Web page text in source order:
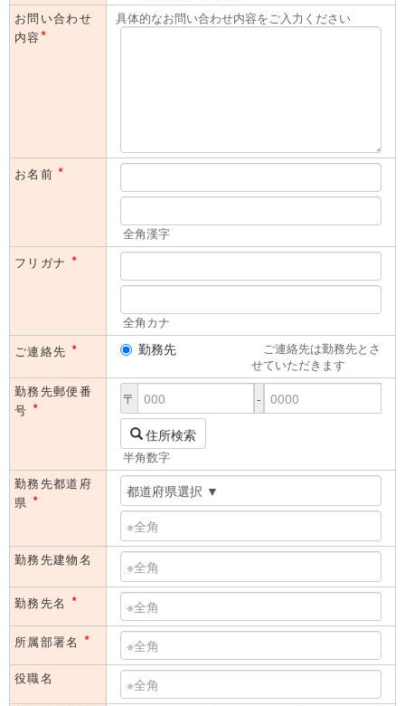
お問い合わせ
内容*
具体的なお問い合わせ内容をご入力ください
お名前*
全角漢字
フリガナ *
全角カナ
ご連絡先 * 勤務先
ご連絡先は勤務先とさ
せていただきます
勤務先郵便番
号 * 〒 -
住所検索
半角数字
勤務先都道府
県 *
勤務先建物名
勤務先名 *
所属部署名 *
役職名